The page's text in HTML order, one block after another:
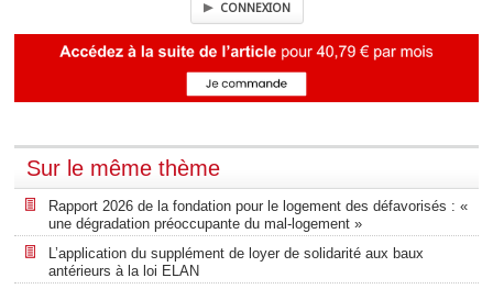
CONNEXION
Sur le même thème
Rapport 2026 de la fondation pour le logement des défavorisés : «
une dégradation préoccupante du mal-logement »
L’application du supplément de loyer de solidarité aux baux
antérieurs à la loi ELAN